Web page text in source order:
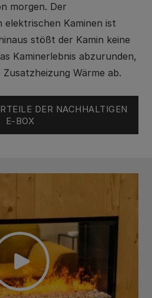
morgen. Der
elektrischen Kaminen ist
stößt der Kamin keine
Kaminerlebnis abzurunden,
Wärme ab.
DER NACHHALTIGEN
E-BOX